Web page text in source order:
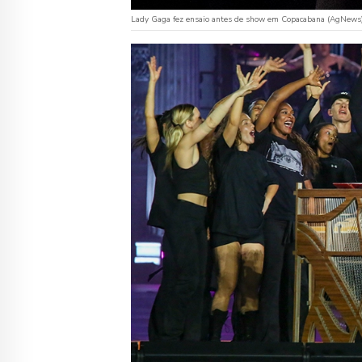
Lady Gaga fez ensaio antes de show em Copacabana